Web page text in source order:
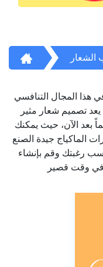
الشعار
هذا المجال التنافسي
تصميم شعار مثير
بعد الآن، حيث يمكنك
الماكياج جيدة الصنع
رغبتك وقم بإنشاء